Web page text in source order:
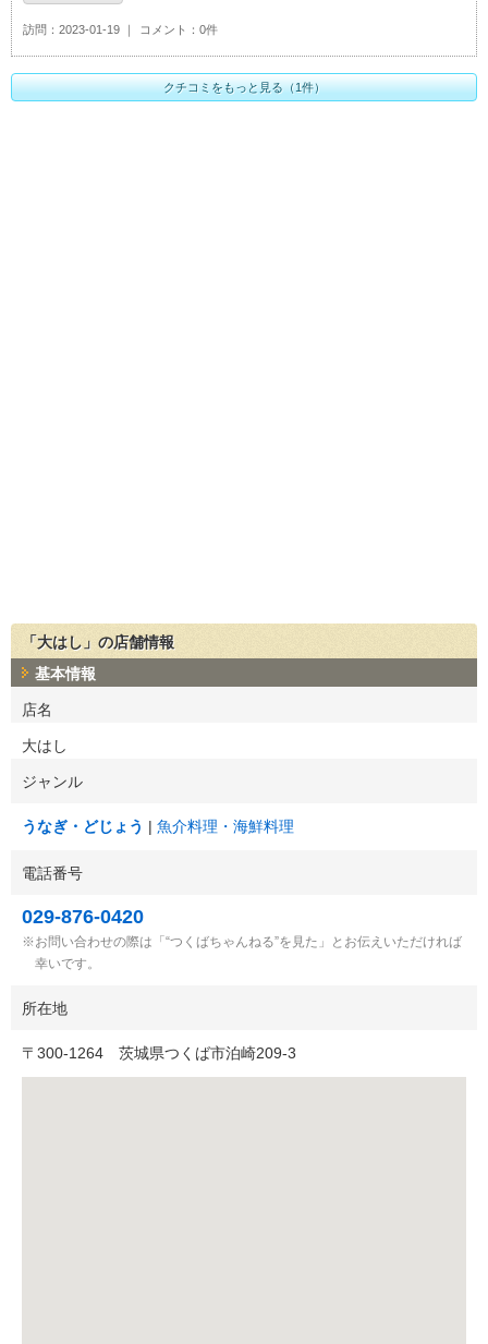
訪問 2023-01-19 コメント 0件
クチコミをもっと見る（1件）
「大はし」の店舗情報
基本情報
店名
大はし
ジャンル
うなぎ・どじょう 魚介料理・海鮮料理
電話番号
029-876-0420
お問い合わせの際は「“つくばちゃんねる”を見た」とお伝えいただければ
幸いです。
所在地
〒 300-1264 茨城県つくば市泊崎209-3